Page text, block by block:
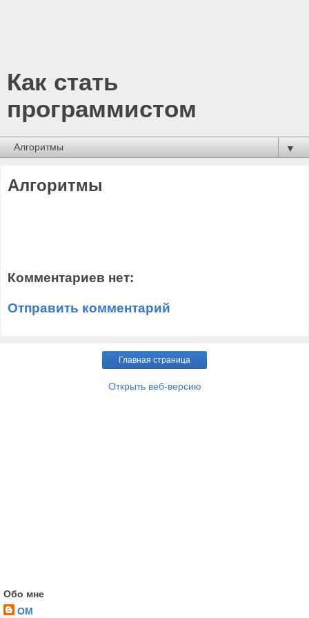
Как стать
программистом
▼
Алгоритмы
Комментариев нет:
Отправить комментарий
Главная страница
Открыть веб-версию
Обо мне
OM